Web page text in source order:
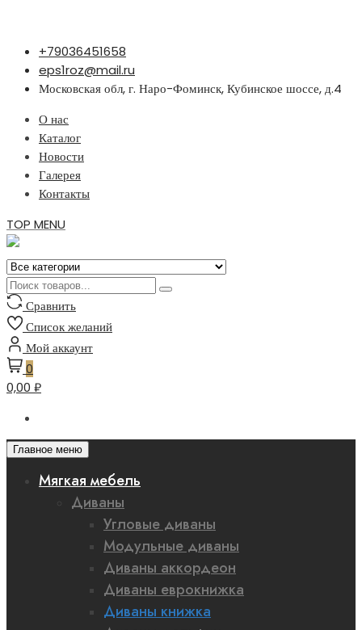
Перейти
содержимому
+79036451658
eps1roz@mail.ru
Московская обл, г. Наро-Фоминск, Кубинское шоссе, д.4
О нас
Каталог
Новости
Галерея
Контакты
TOP MENU
Сравнить
Список желаний
Мой аккаунт
0
0,00 ₽
Главное меню
Мягкая мебель
Диваны
Угловые диваны
Модульные диваны
Диваны аккордеон
Диваны еврокнижка
Диваны книжка